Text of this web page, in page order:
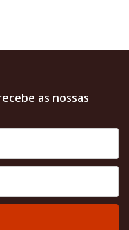
as nossas